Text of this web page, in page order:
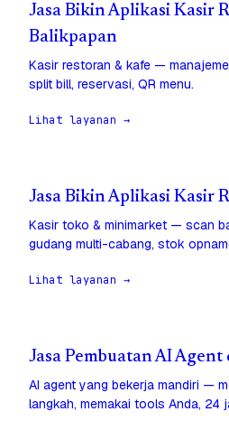
Jasa Bikin Aplikasi Kasir
Balikpapan
Kasir restoran & kafe —
split bill, reservasi, QR menu.
Lihat layanan →
Jasa Bikin Aplikasi Kasir
Kasir toko & minimarket — scan
gudang multi-cabang, stok
Lihat layanan →
Jasa Pembuatan AI
AI agent yang bekerja mandiri —
langkah, memakai tools Anda, 24